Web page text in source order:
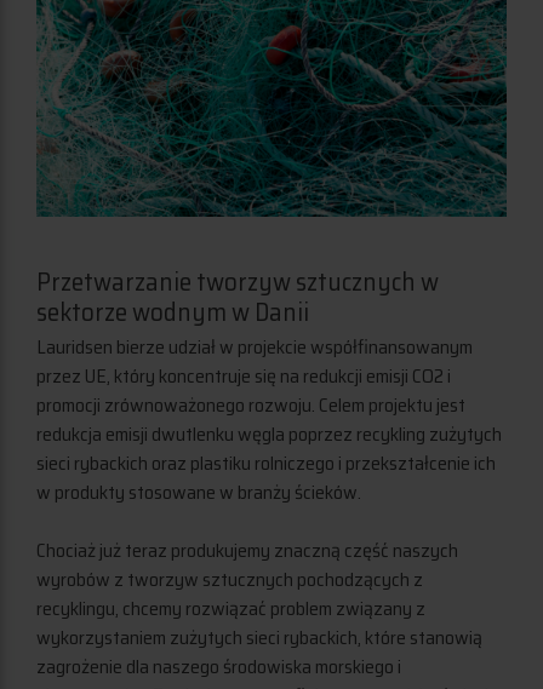
Przetwarzanie tworzyw sztucznych w
sektorze wodnym w Danii
Lauridsen bierze udział w projekcie współfinansowanym
przez UE, który koncentruje się na redukcji emisji CO2 i
promocji zrównoważonego rozwoju. Celem projektu jest
redukcja emisji dwutlenku węgla poprzez recykling zużytych
sieci rybackich oraz plastiku rolniczego i przekształcenie ich
w produkty stosowane w branży ścieków.
Chociaż już teraz produkujemy znaczną część naszych
wyrobów z tworzyw sztucznych pochodzących z
recyklingu, chcemy rozwiązać problem związany z
wykorzystaniem zużytych sieci rybackich, które stanowią
zagrożenie dla naszego środowiska morskiego i